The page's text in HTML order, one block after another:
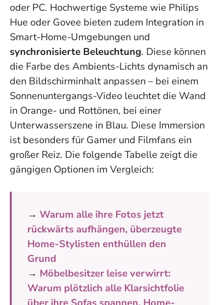
oder PC. Hochwertige Systeme wie Philips
Hue oder Govee bieten zudem Integration in
Smart-Home-Umgebungen und
synchronisierte Beleuchtung. Diese können
die Farbe des Ambients-Lichts dynamisch an
den Bildschirminhalt anpassen – bei einem
Sonnenuntergangs-Video leuchtet die Wand
in Orange- und Rottönen, bei einer
Unterwasserszene in Blau. Diese Immersion
ist besonders für Gamer und Filmfans ein
großer Reiz. Die folgende Tabelle zeigt die
gängigen Optionen im Vergleich:
→ Warum alle ihre Fotos jetzt
rückwärts aufhängen, überzeugte
Home-Stylisten enthüllen den
Grund
→ Möbelbesitzer leise verwirrt:
Warum plötzlich alle Klarsichtfolie